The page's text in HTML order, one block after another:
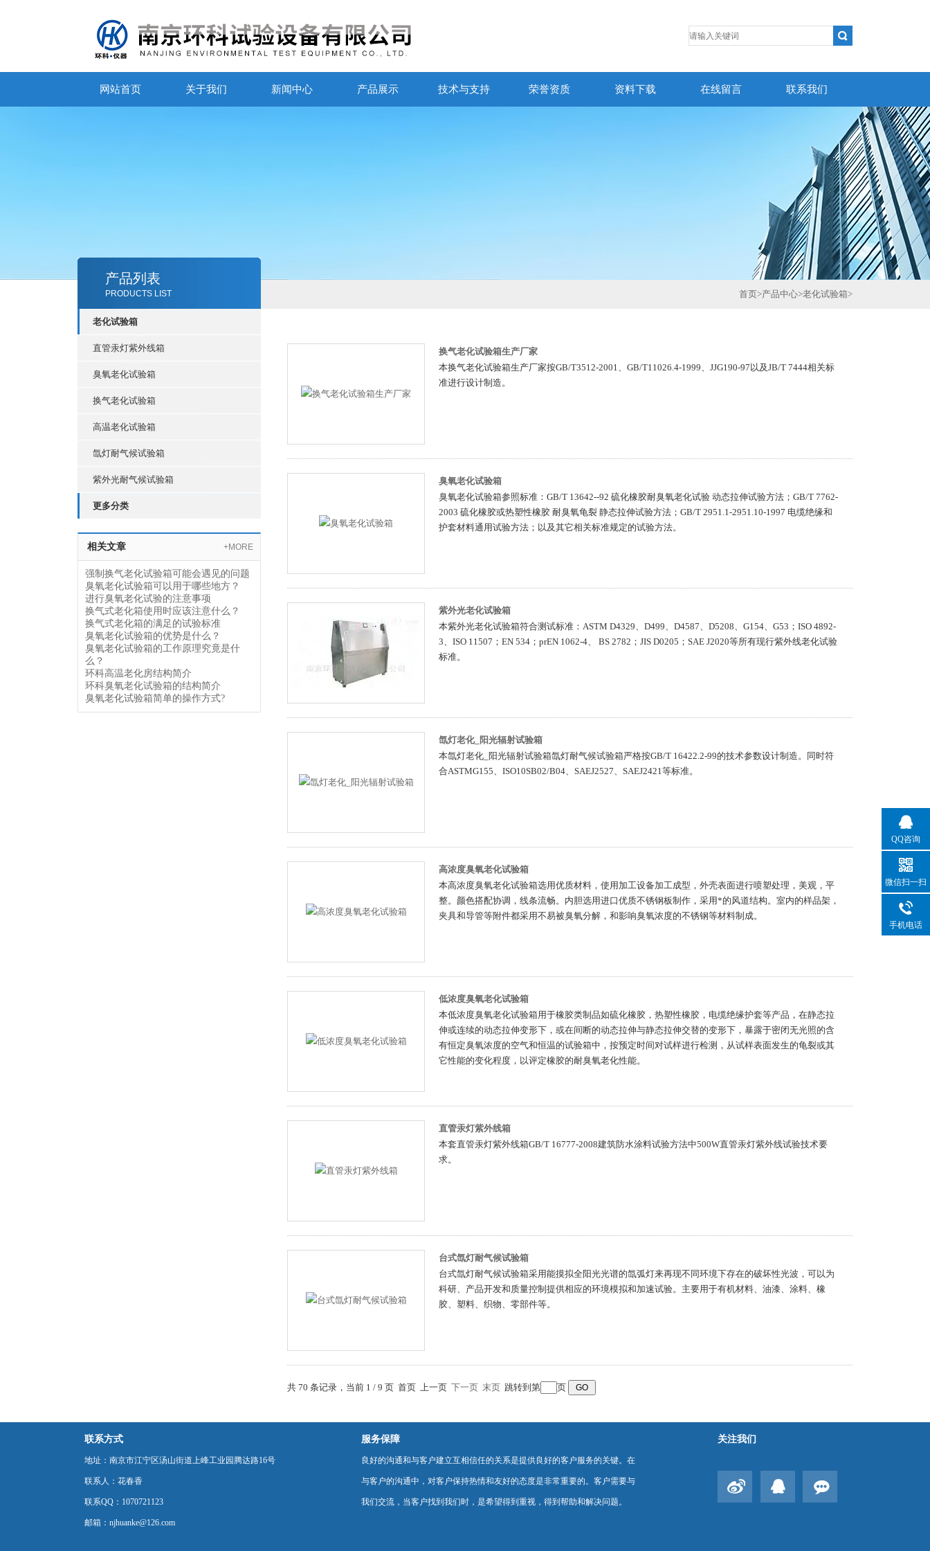
网站首页 关于我们 新闻中心 产品展示 技术与支持 荣誉资质 资料下载 在线留言 联系我们
产品列表
PRODUCTS LIST
老化试验箱
直管汞灯紫外线箱
臭氧老化试验箱
换气老化试验箱
高温老化试验箱
氙灯耐气候试验箱
紫外光耐气候试验箱
更多分类
相关文章 +MORE
强制换气老化试验箱可能会遇见的问题
臭氧老化试验箱可以用于哪些地方？
进行臭氧老化试验的注意事项
换气式老化箱使用时应该注意什么？
换气式老化箱的满足的试验标准
臭氧老化试验箱的优势是什么？
臭氧老化试验箱的工作原理究竟是什
么？
环科高温老化房结构简介
环科臭氧老化试验箱的结构简介
臭氧老化试验箱简单的操作方式?
首页>产品中心>老化试验箱>
换气老化试验箱生产厂家
本换气老化试验箱生产厂家按GB/T3512-2001、GB/T11026.4-1999、JJG190-97以及JB/T 7444相关标
准进行设计制造。
臭氧老化试验箱
臭氧老化试验箱参照标准：GB/T 13642--92 硫化橡胶耐臭氧老化试验 动态拉伸试验方法；GB/T 7762-
2003 硫化橡胶或热塑性橡胶 耐臭氧龟裂 静态拉伸试验方法；GB/T 2951.1-2951.10-1997 电缆绝缘和
护套材料通用试验方法；以及其它相关标准规定的试验方法。
紫外光老化试验箱
本紫外光老化试验箱符合测试标准：ASTM D4329、D499、D4587、D5208、G154、G53；ISO 4892-
3、ISO 11507；EN 534；prEN 1062-4、 BS 2782；JIS D0205；SAE J2020等所有现行紫外线老化试验
标准。
氙灯老化_阳光辐射试验箱
本氙灯老化_阳光辐射试验箱氙灯耐气候试验箱严格按GB/T 16422.2-99的技术参数设计制造。同时符
合ASTMG155、ISO10SB02/B04、SAEJ2527、SAEJ2421等标准。
高浓度臭氧老化试验箱
本高浓度臭氧老化试验箱选用优质材料，使用加工设备加工成型，外壳表面进行喷塑处理，美观，平
整。颜色搭配协调，线条流畅。内胆选用进口优质不锈钢板制作，采用*的风道结构。室内的样品架，
夹具和导管等附件都采用不易被臭氧分解，和影响臭氧浓度的不锈钢等材料制成。
低浓度臭氧老化试验箱
本低浓度臭氧老化试验箱用于橡胶类制品如硫化橡胶，热塑性橡胶，电缆绝缘护套等产品，在静态拉
伸或连续的动态拉伸变形下，或在间断的动态拉伸与静态拉伸交替的变形下，暴露于密闭无光照的含
有恒定臭氧浓度的空气和恒温的试验箱中，按预定时间对试样进行检测，从试样表面发生的龟裂或其
它性能的变化程度，以评定橡胶的耐臭氧老化性能。
直管汞灯紫外线箱
本套直管汞灯紫外线箱GB/T 16777-2008建筑防水涂料试验方法中500W直管汞灯紫外线试验技术要
求。
台式氙灯耐气候试验箱
台式氙灯耐气候试验箱采用能摸拟全阳光光谱的氙弧灯来再现不同环境下存在的破坏性光波，可以为
科研、产品开发和质量控制提供相应的环境模拟和加速试验。主要用于有机材料、油漆、涂料、橡
胶、塑料、织物、零部件等。
共 70 条记录，当前 1 / 9 页 首页 上一页 下一页 末页 跳转到第 页
联系方式
地址：南京市江宁区汤山街道上峰工业园腾达路16号
联系人：花春香
联系QQ：1070721123
邮箱：njhuanke@126.com
服务保障
良好的沟通和与客户建立互相信任的关系是提供良好的客户服务的关键。在
与客户的沟通中，对客户保持热情和友好的态度是非常重要的。客户需要与
我们交流，当客户找到我们时，是希望得到重视，得到帮助和解决问题。
关注我们
QQ咨询
微信扫一扫
手机电话